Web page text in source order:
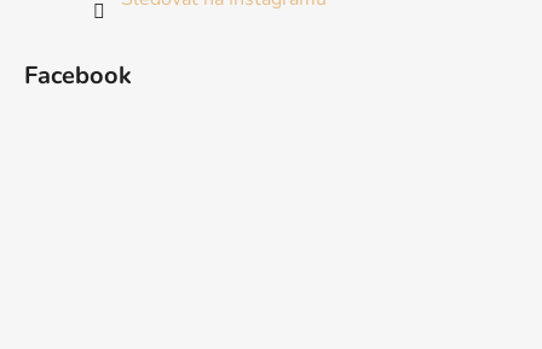
Facebook